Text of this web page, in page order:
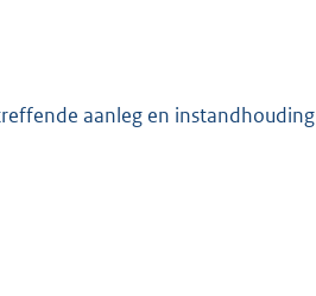
aanleg en